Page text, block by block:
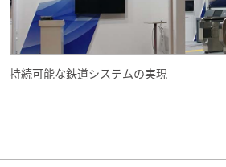
持続可能な鉄道システムの実現